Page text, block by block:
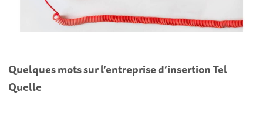
Quelques mots sur l’entreprise d’insertion Tel
Quelle